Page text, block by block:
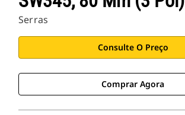
Serras
Consulte O Preço
Comprar Agora